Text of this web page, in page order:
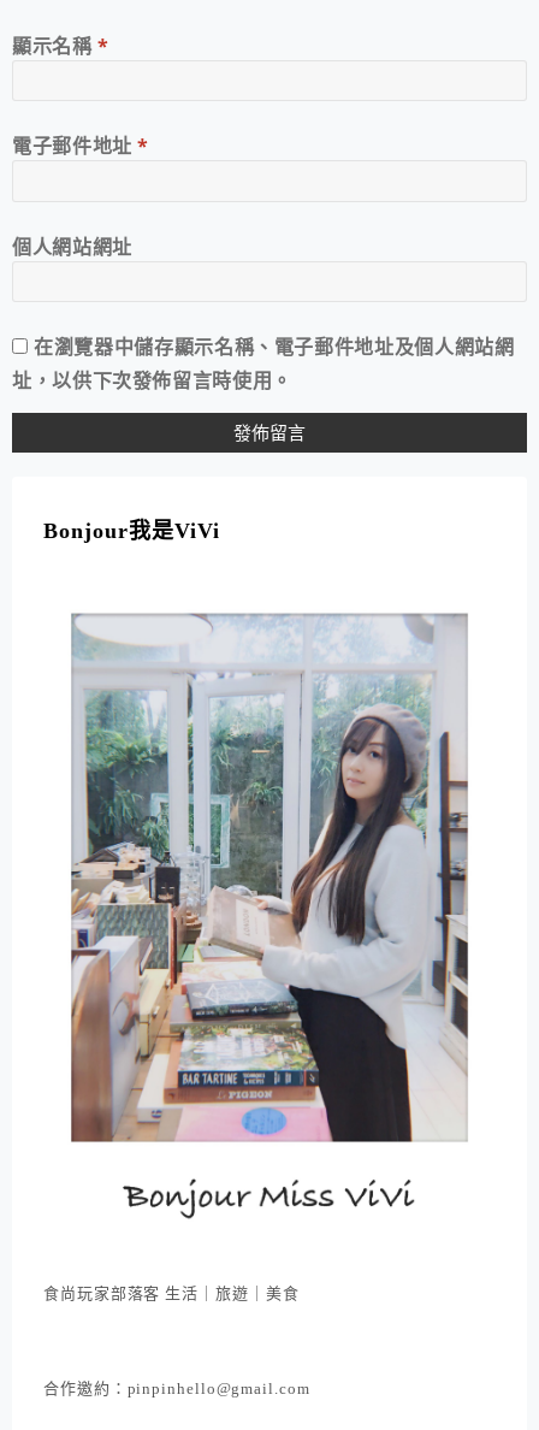
顯示名稱*
電子郵件地址*
個人網站網址
在瀏覽器中儲存顯示名稱、電子郵件地址及個人網站網
址，以供下次發佈留言時使用。
Bonjour我是ViVi
食尚玩家部落客 生活｜旅遊｜美食
合作邀約：pinpinhello@gmail.com